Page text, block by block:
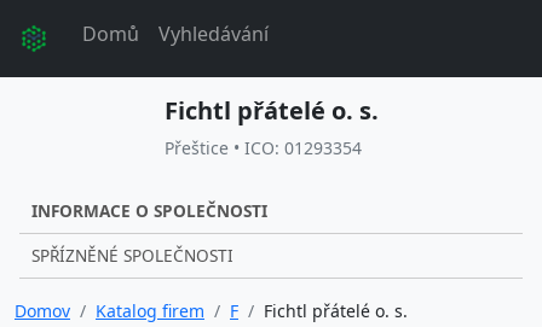
Domů Vyhledávání
Fichtl přátelé o. s.
Přeštice • ICO: 01293354
INFORMACE O SPOLEČNOSTI
SPŘÍZNĚNÉ SPOLEČNOSTI
Domov Katalog firem F Fichtl přátelé o. s.